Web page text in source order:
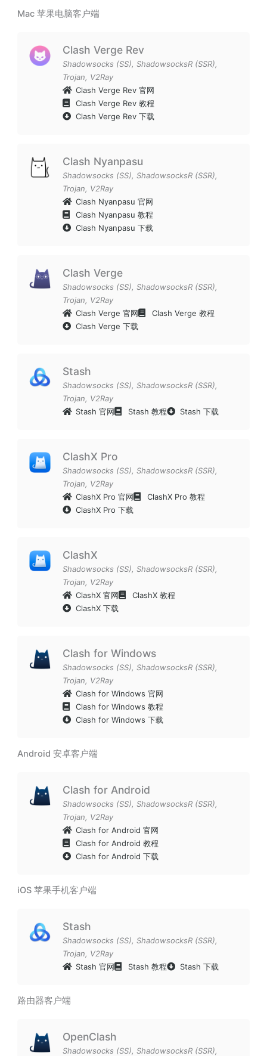
Mac 苹果电脑客户端
Clash Verge Rev
Shadowsocks (SS), ShadowsocksR (SSR),
Trojan, V2Ray
Clash Verge Rev 官网
Clash Verge Rev 教程
Clash Verge Rev 下载
Clash Nyanpasu
Shadowsocks (SS), ShadowsocksR (SSR),
Trojan, V2Ray
Clash Nyanpasu 官网
Clash Nyanpasu 教程
Clash Nyanpasu 下载
Clash Verge
Shadowsocks (SS), ShadowsocksR (SSR),
Trojan, V2Ray
Clash Verge 官网
Clash Verge 教程
Clash Verge 下载
Stash
Shadowsocks (SS), ShadowsocksR (SSR),
Trojan, V2Ray
Stash 官网
Stash 教程 Stash 下载
ClashX Pro
Shadowsocks (SS), ShadowsocksR (SSR),
Trojan, V2Ray
ClashX Pro 官网
ClashX Pro 教程
ClashX Pro 下载
ClashX
Shadowsocks (SS), ShadowsocksR (SSR),
Trojan, V2Ray
ClashX 官网
ClashX 教程
ClashX 下载
Clash for Windows
Shadowsocks (SS), ShadowsocksR (SSR),
Trojan, V2Ray
Clash for Windows 官网
Clash for Windows 教程
Clash for Windows 下载
Android 安卓客户端
Clash for Android
Shadowsocks (SS), ShadowsocksR (SSR),
Trojan, V2Ray
Clash for Android 官网
Clash for Android 教程
Clash for Android 下载
iOS 苹果手机客户端
Stash
Shadowsocks (SS), ShadowsocksR (SSR),
Trojan, V2Ray
Stash 官网
Stash 教程 Stash 下载
路由器客户端
OpenClash
Shadowsocks (SS), ShadowsocksR (SSR),